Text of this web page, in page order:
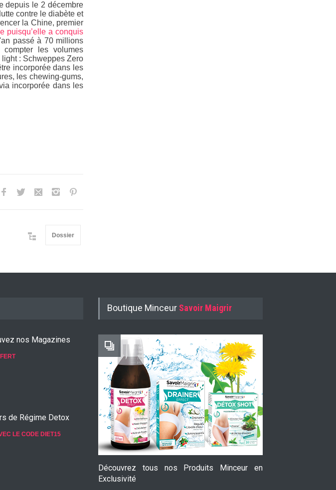
depuis le 2 décembre
contre le diabète et
la Chine, premier
puisqu’elle a conquis
passé à 70 millions
les volumes
: Schweppes Zero
incorporée dans les
les chewing-gums,
incorporée dans les
Dossier
nos Magazines
de Régime Detox
LE CODE DIET15
Boutique Minceur Savoir Maigrir
Découvrez tous nos Produits Minceur en
Exclusivité